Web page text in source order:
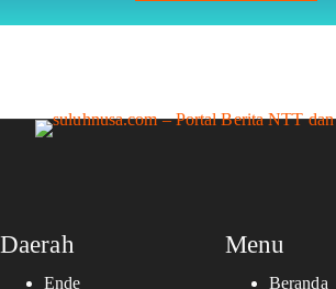
Daerah
Ende
Menu
Beranda